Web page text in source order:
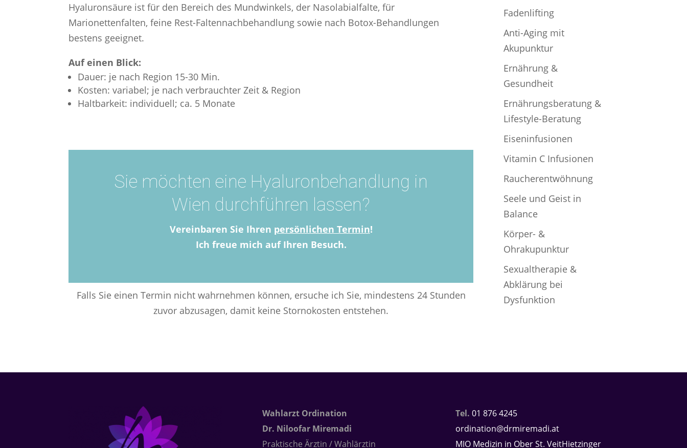
Hyaluronsäure ist für den Bereich des Mundwinkels, der Nasolabialfalte, für
Marionettenfalten, feine Rest-Faltennachbehandlung sowie nach Botox-Behandlungen
bestens geeignet.
Auf einen Blick:
Dauer: je nach Region 15-30 Min.
Kosten: variabel; je nach verbrauchter Zeit & Region
Haltbarkeit: individuell; ca. 5 Monate
Sie möchten eine Hyaluronbehandlung in
Wien durchführen lassen?
Vereinbaren Sie Ihren persönlichen Termin!
Ich freue mich auf Ihren Besuch.
Falls Sie einen Termin nicht wahrnehmen können, ersuche ich Sie, mindestens 24 Stunden
zuvor abzusagen, damit keine Stornokosten entstehen.
Fadenlifting
Anti-Aging mit
Akupunktur
Ernährung &
Gesundheit
Ernährungsberatung &
Lifestyle-Beratung
Eiseninfusionen
Vitamin C Infusionen
Raucherentwöhnung
Seele und Geist in
Balance
Körper- &
Ohrakupunktur
Sexualtherapie &
Abklärung bei
Dysfunktion
Wahlarzt Ordination
Dr. Niloofar Miremadi
Praktische Ärztin / Wahlärztin
Tel. 01 876 4245
ordination@drmiremadi.at
MIO Medizin in Ober St. VeitHietzinger